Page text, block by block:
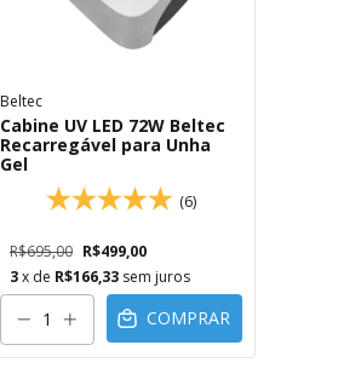
Beltec
Cabine UV LED 72W Beltec
Recarregável para Unha
Gel
(6)
R$695,00 R$499,00
3x de R$166,33 sem juros
COMPRAR